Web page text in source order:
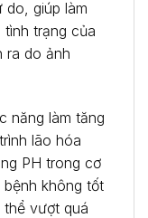
giúp làm
trạng của
ra do ảnh
năng làm tăng
lão hóa
PH trong cơ
không tốt
vượt quá